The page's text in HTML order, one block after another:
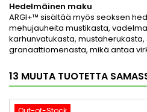
Hedelmäinen maku
ARGI+™ sisältää myös seoksen
mehujauheita mustikasta,
karhunvatukasta,
granaattiomenasta, mikä antaa
13 MUUTA TUOTETTA